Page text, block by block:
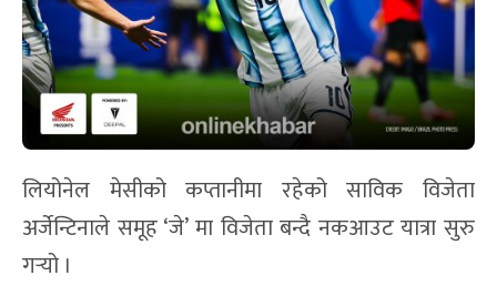
लियोनेल मेसीको कप्तानीमा रहेको साविक विजेता
अर्जेन्टिनाले समूह ‘जे’ मा विजेता बन्दै नकआउट यात्रा सुरु
गर्‍यो ।